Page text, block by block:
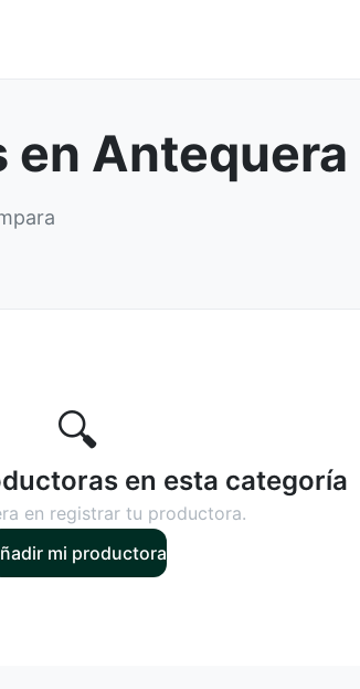
en Antequera
🔍
en esta categoría
en registrar tu productora.
mi productora